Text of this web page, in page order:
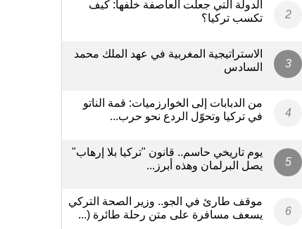
الدولة التي جعلت العاصفة خلفها: كيف
تكسب تركيا؟
الاستراتيجية المغربية في عهد الملك محمد
السادس
من الدبابات إلى الخوارزميات: قمة الناتو
في تركيا وتحوّل الردع نحو حرب...
يوم تاريخي حاسم.. قانون "تركيا بلا إرهاب"
يصل البرلمان وهذه أبرز...
موقف طارئ في الجو.. وزير الصحة التركي
يسعف مسافرة على متن رحلة طائرة (...